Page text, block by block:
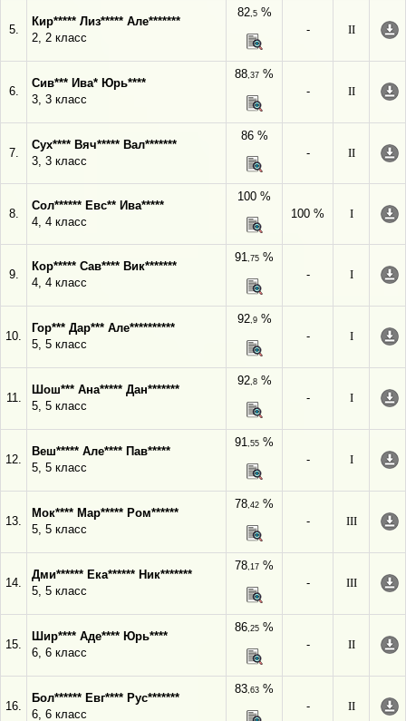
5.
Кир***** Лиз***** Але*******
2, 2 класс
82,5%
-
II
6.
Сив*** Ива* Юрь****
3, 3 класс
88,37 %
-
II
7.
Сух**** Вяч***** Вал*******
3, 3 класс
86 %
-
II
8.
Сол****** Евс** Ива*****
4, 4 класс
100 %
100 %
I
9.
Кор***** Сав**** Вик*******
4, 4 класс
91,75 %
-
I
10.
Гор*** Дар*** Але**********
5, 5 класс
92,9%
-
I
11.
Шош*** Ана***** Дан*******
5, 5 класс
92,8%
-
I
12.
Веш***** Але**** Пав*****
5, 5 класс
91,55 %
-
I
13.
Мок**** Мар***** Ром******
5, 5 класс
78,42 %
-
III
14.
Дми****** Ека****** Ник*******
5, 5 класс
78,17 %
-
III
15.
Шир**** Аде**** Юрь****
6, 6 класс
86,25 %
-
II
16.
Бол****** Евг**** Рус*******
6, 6 класс
83,63 %
-
II